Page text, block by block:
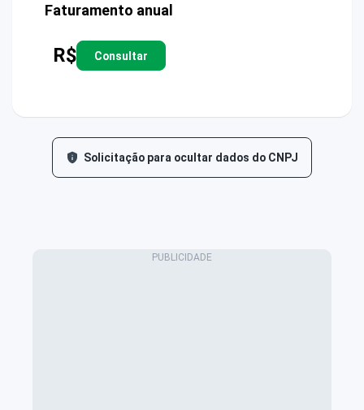
Faturamento anual
R$ Consultar
Solicitação para ocultar dados do CNPJ